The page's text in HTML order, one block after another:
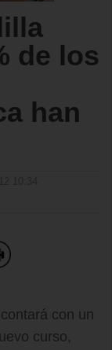
de los
han
contará con un
curso,